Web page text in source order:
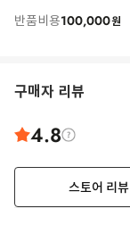
반품비용100,000원
구매자 리뷰
4.8
스토어 리뷰